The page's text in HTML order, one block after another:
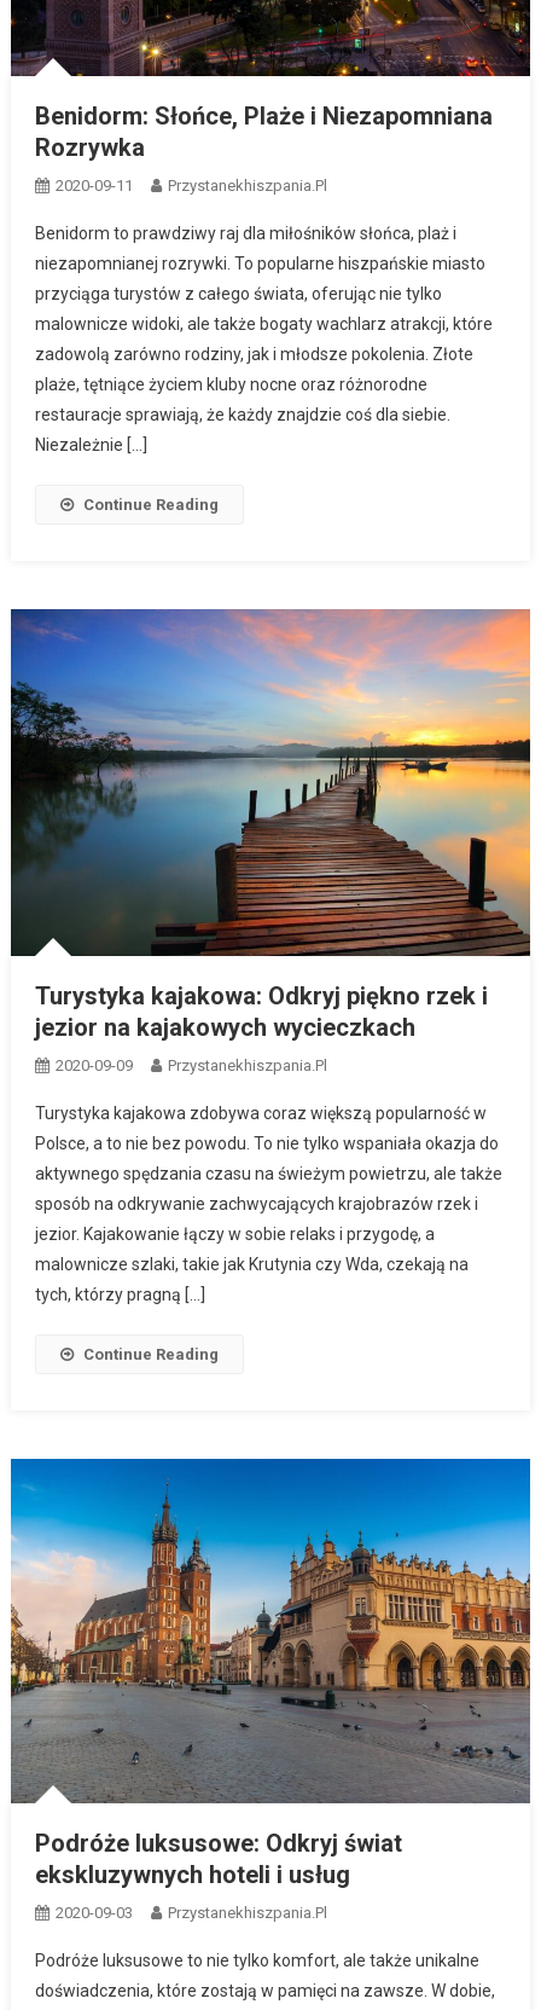
Benidorm: Słońce, Plaże i Niezapomniana
Rozrywka
2020-09-11 Przystanekhiszpania.pl
Benidorm to prawdziwy raj dla miłośników słońca, plaż i
niezapomnianej rozrywki. To popularne hiszpańskie miasto
przyciąga turystów z całego świata, oferując nie tylko
malownicze widoki, ale także bogaty wachlarz atrakcji, które
zadowolą zarówno rodziny, jak i młodsze pokolenia. Złote
plaże, tętniące życiem kluby nocne oraz różnorodne
restauracje sprawiają, że każdy znajdzie coś dla siebie.
Niezależnie […]
Continue Reading
Turystyka kajakowa: Odkryj piękno rzek i
jezior na kajakowych wycieczkach
2020-09-09 Przystanekhiszpania.pl
Turystyka kajakowa zdobywa coraz większą popularność w
Polsce, a to nie bez powodu. To nie tylko wspaniała okazja do
aktywnego spędzania czasu na świeżym powietrzu, ale także
sposób na odkrywanie zachwycających krajobrazów rzek i
jezior. Kajakowanie łączy w sobie relaks i przygodę, a
malownicze szlaki, takie jak Krutynia czy Wda, czekają na
tych, którzy pragną […]
Continue Reading
Podróże luksusowe: Odkryj świat
ekskluzywnych hoteli i usług
2020-09-03 Przystanekhiszpania.pl
Podróże luksusowe to nie tylko komfort, ale także unikalne
doświadczenia, które zostają w pamięci na zawsze. W dobie,